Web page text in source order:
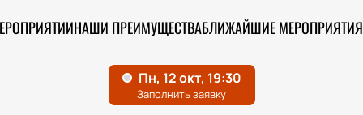
НАШИ ПРЕИМУЩЕСТВАБЛИЖАЙШИЕ МЕРОПРИЯТИЯ